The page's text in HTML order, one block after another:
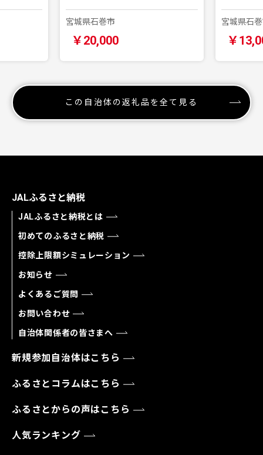
宮城県石巻市
￥20,000
宮城県石
￥
この自治体の返礼品を全て見る
JALふるさと納税
JALふるさと納税とは
初めてのふるさと納税
控除上限額シミュレーション
お知らせ
よくあるご質問
お問い合わせ
自治体関係者の皆さまへ
新規参加自治体はこちら
ふるさとコラムはこちら
ふるさとからの声はこちら
人気ランキング